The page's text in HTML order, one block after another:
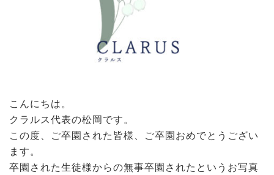
こんにちは。
クラルス代表の松岡です。
この度、ご卒園された皆様、ご卒園おめでとうござい
ます。
卒園された生徒様からの無事卒園されたというお写真